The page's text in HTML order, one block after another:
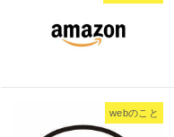
webのこと